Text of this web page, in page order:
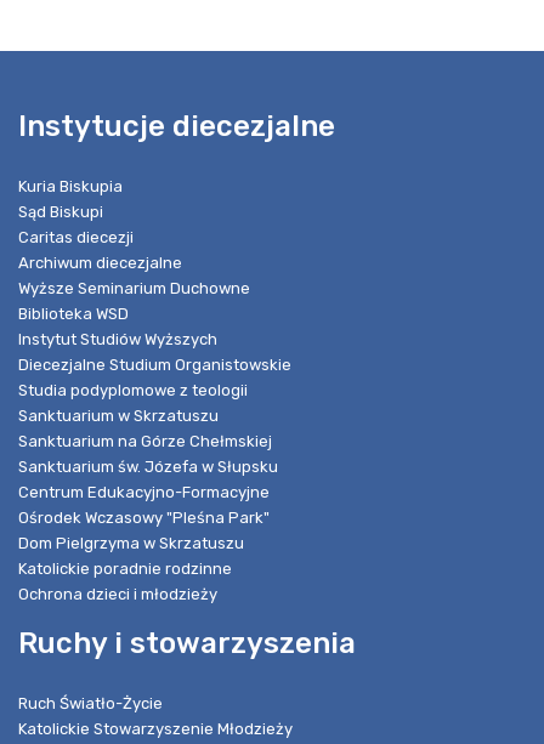
Instytucje diecezjalne
Kuria Biskupia
Sąd Biskupi
Caritas diecezji
Archiwum diecezjalne
Wyższe Seminarium Duchowne
Biblioteka WSD
Instytut Studiów Wyższych
Diecezjalne Studium Organistowskie
Studia podyplomowe z teologii
Sanktuarium w Skrzatuszu
Sanktuarium na Górze Chełmskiej
Sanktuarium św. Józefa w Słupsku
Centrum Edukacyjno-Formacyjne
Ośrodek Wczasowy "Pleśna Park"
Dom Pielgrzyma w Skrzatuszu
Katolickie poradnie rodzinne
Ochrona dzieci i młodzieży
Ruchy i stowarzyszenia
Ruch Światło-Życie
Katolickie Stowarzyszenie Młodzieży